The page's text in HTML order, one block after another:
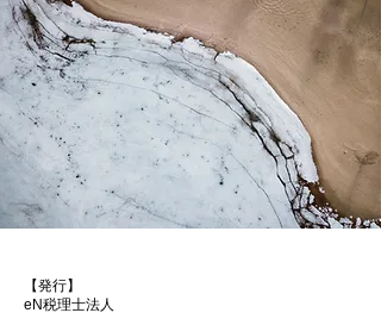
【発行】
eN税理士法人